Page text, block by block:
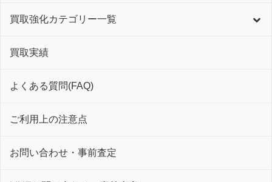
買取強化カテゴリー一覧
買取実績
よくある質問(FAQ)
ご利用上の注意点
お問い合わせ・事前査定